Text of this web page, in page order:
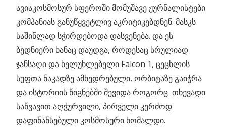
ავიაკოსმოსურ სფეროში მომუშავე ჟურნალისტები
კომპანიას განუწყვეტლივ აკრიტიკებდნენ. მასკს
საშინლად სჭირდებოდა დასვენება. და ეს
ბედნიერი ხანაც დაუდგა, როდესაც სრულიად
ჯანსაღი და ხელუხლებელი Falcon 1, ცეცხლის
სუფთა ნაკადზე ამხედრებული, ორბიტაზე გაიჭრა
და ისტორიის წიგნებში შევიდა როგორც თხევადი
საწვავით აღჭურვილი, პირველი კერძოდ
დაფინანსებული კოსმოსური ხომალდი.